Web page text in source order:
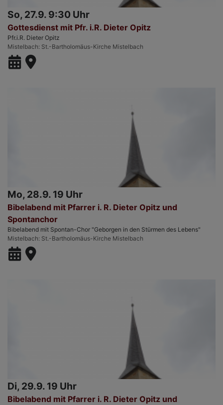
So, 27.9. 9:30 Uhr
Gottesdienst mit Pfr. i.R. Dieter Opitz
Pfr.i.R. Dieter Opitz
Mistelbach St.-Bartholomäus-Kirche Mistelbach
Mo, 28.9. 19 Uhr
Bibelabend mit Pfarrer i. R. Dieter Opitz und
Spontanchor
Bibelabend mit Spontan-Chor "Geborgen in den Stürmen des Lebens"
Mistelbach St.-Bartholomäus-Kirche Mistelbach
Di, 29.9. 19 Uhr
Bibelabend mit Pfarrer i. R. Dieter Opitz und